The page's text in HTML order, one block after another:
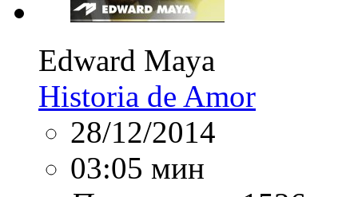
Edward Maya
Historia de Amor
28/12/2014
03:05 мин